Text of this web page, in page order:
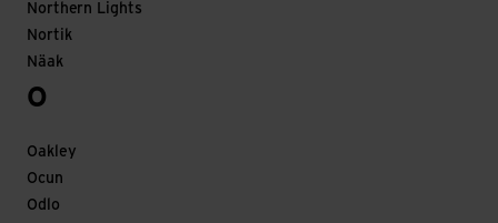
Northern Lights
Nortik
Näak
O
Oakley
Ocun
Odlo